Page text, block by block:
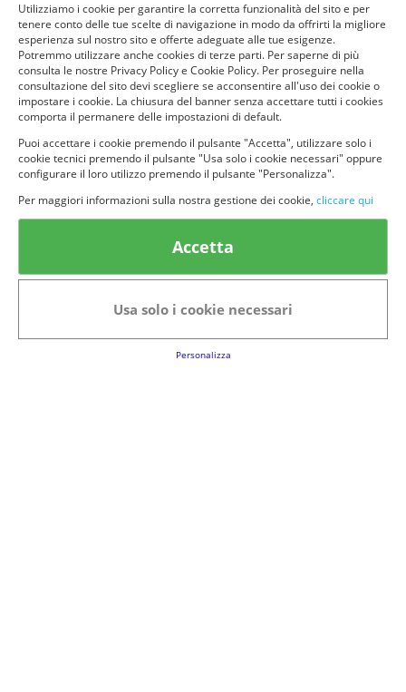
Categorie in evidenza
Alimenti e bevande
Senior
Utilizziamo i cookie per garantire la corretta funzionalità del sito e per
tenere conto delle tue scelte di navigazione in modo da offrirti la migliore
esperienza sul nostro sito e offerte adeguate alle tue esigenze.
Potremmo utilizzare anche cookies di terze parti. Per saperne di più
consulta le nostre Privacy Policy e Cookie Policy. Per proseguire nella
consultazione del sito devi scegliere se acconsentire all'uso dei cookie o
impostare i cookie. La chiusura del banner senza accettare tutti i cookies
comporta il permanere delle impostazioni di default.
Puoi accettare i cookie premendo il pulsante "Accetta", utilizzare solo i
cookie tecnici premendo il pulsante "Usa solo i cookie necessari" oppure
configurare il loro utilizzo premendo il pulsante "Personalizza".
Per maggiori informazioni sulla nostra gestione dei cookie, cliccare qui
Accetta
Usa solo i cookie necessari
Personalizza